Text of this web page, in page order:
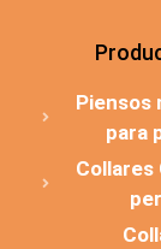
Piensos
para
Collares